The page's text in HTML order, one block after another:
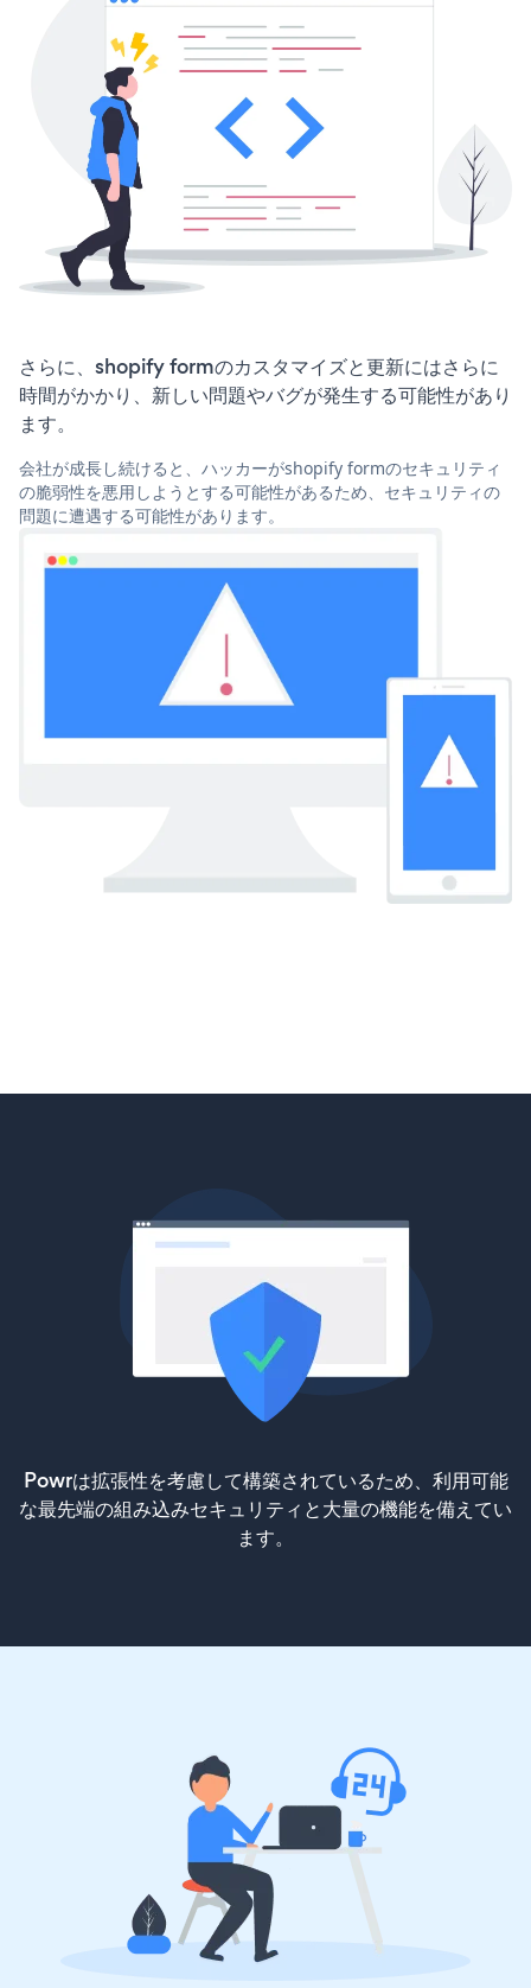
さらに、shopify formのカスタマイズと更新にはさらに
時間がかかり、新しい問題やバグが発生する可能性があり
ます。
会社が成長し続けると、ハッカーがshopify formのセキュリティ
の脆弱性を悪用しようとする可能性があるため、セキュリティの
問題に遭遇する可能性があります。
Powrは拡張性を考慮して構築されているため、利用可能
な最先端の組み込みセキュリティと大量の機能を備えてい
ます。